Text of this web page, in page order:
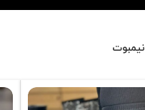
نیمبوت